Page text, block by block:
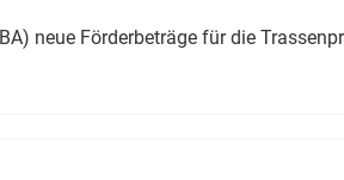
neue Förderbeträge für die